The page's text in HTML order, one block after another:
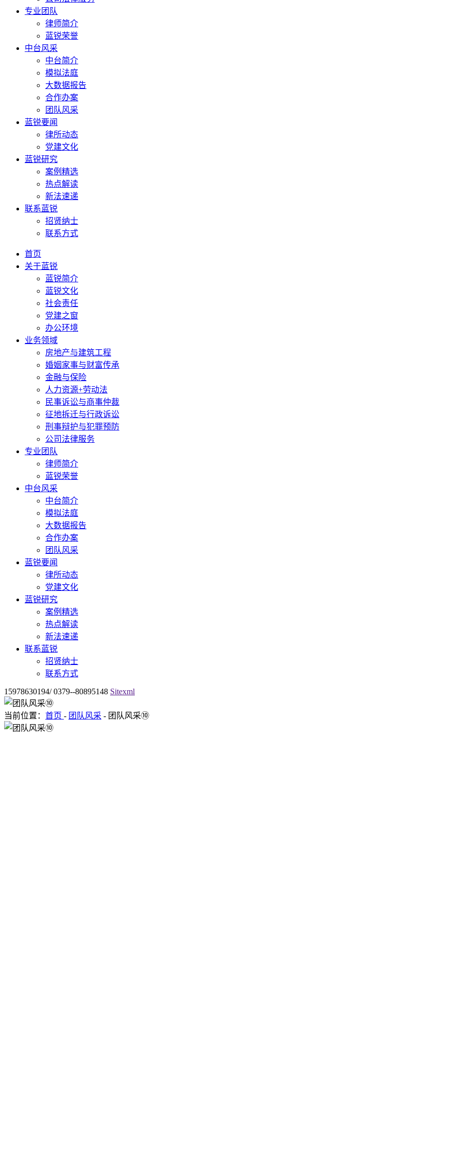
专业团队
律师简介
蓝锐荣誉
中台风采
中台简介
模拟法庭
大数据报告
合作办案
团队风采
蓝锐要闻
律所动态
党建文化
蓝锐研究
案例精选
热点解读
新法速递
联系蓝锐
招贤纳士
联系方式
首页
关于蓝锐
蓝锐简介
蓝锐文化
社会责任
党建之窗
办公环境
业务领域
房地产与建筑工程
婚姻家事与财富传承
金融与保险
人力资源+劳动法
民事诉讼与商事仲裁
征地拆迁与行政诉讼
刑事辩护与犯罪预防
公司法律服务
专业团队
律师简介
蓝锐荣誉
中台风采
中台简介
模拟法庭
大数据报告
合作办案
团队风采
蓝锐要闻
律所动态
党建文化
蓝锐研究
案例精选
热点解读
新法速递
联系蓝锐
招贤纳士
联系方式
15978630194/ 0379--80895148 Sitexml
当前位置： 首页 - 团队风采 - 团队风采⑩